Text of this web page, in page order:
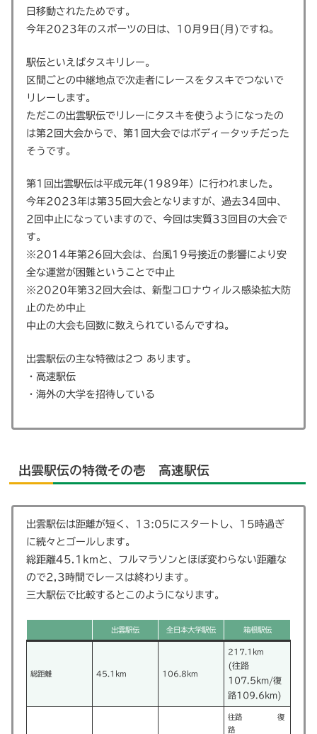
日移動されたためです。
今年2023年のスポーツの日は、10月9日(月)ですね。
駅伝といえばタスキリレー。
区間ごとの中継地点で次走者にレースをタスキでつないで
リレーします。
ただこの出雲駅伝でリレーにタスキを使うようになったの
は第2回大会からで、第1回大会ではボディータッチだった
そうです。
第1回出雲駅伝は平成元年(1989年）に行われました。
今年2023年は第35回大会となりますが、過去34回中、
2回中止になっていますので、今回は実質33回目の大会で
す。
※2014年第26回大会は、台風19号接近の影響により安
全な運営が困難ということで中止
※2020年第32回大会は、新型コロナウィルス感染拡大防
止のため中止
中止の大会も回数に数えられているんですね。
出雲駅伝の主な特徴は2つ あります。
・高速駅伝
・海外の大学を招待している
出雲駅伝の特徴その壱 高速駅伝
出雲駅伝は距離が短く、13:05にスタートし、15時過ぎ
に続々とゴールします。
総距離45.1kmと、フルマラソンとほぼ変わらない距離な
ので2,3時間でレースは終わります。
三大駅伝で比較するとこのようになります。
出雲駅伝 全日本大学駅伝 箱根駅伝
総距離 45.1km 106.8km
217.1km
(往路
107.5km/復
路109.6km)
往路 復
路